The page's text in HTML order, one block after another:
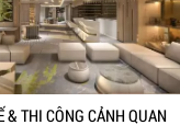
& THI CÔNG CẢNH QUAN